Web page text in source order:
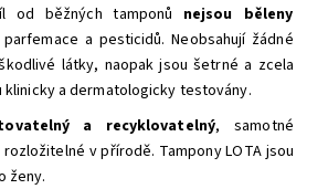
od běžných tamponů nejsou běleny
a pesticidů. Neobsahují žádné
látky, naopak jsou šetrné a zcela
klinicky a dermatologicky testovány.
a recyklovatelný, samotné
v přírodě. Tampony LOTA jsou
ženy.